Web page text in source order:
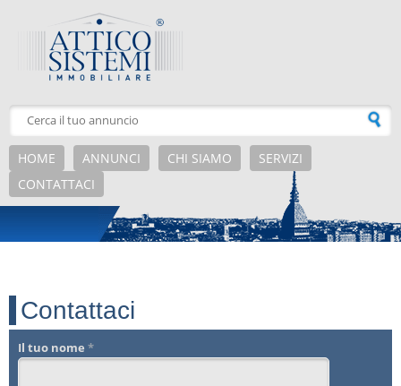
HOME ANNUNCI CHI SIAMO
SERVIZI
CONTATTACI
Contattaci
Il tuo nome *